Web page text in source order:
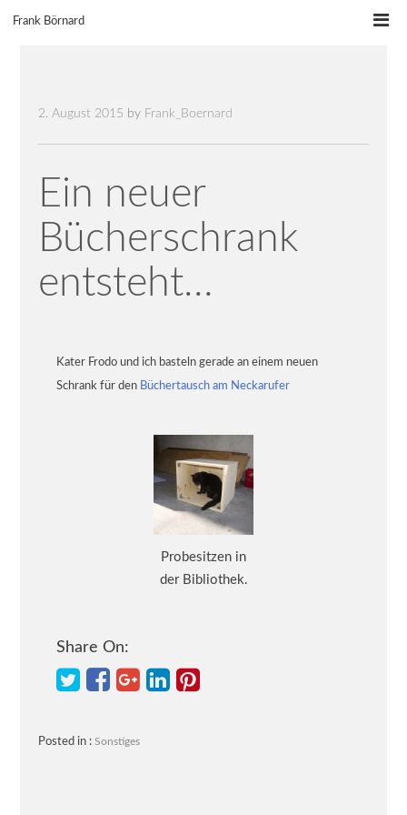
Frank Börnard
2. August 2015 by Frank_Boernard
Ein neuer
Bücherschrank
entsteht…
Kater Frodo und ich basteln gerade an einem neuen
Schrank für den Büchertausch am Neckarufer
Probesitzen in
der Bibliothek.
Share On:
Posted in :Sonstiges